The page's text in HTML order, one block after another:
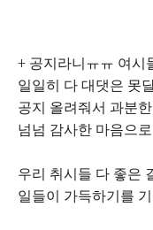
+ 공지라니ㅠㅠ 여
일일히 다 대댓은 못
공지 올려줘서 과분
넘넘 감사한 마음으
우리 취시들 다 좋은
일들이 가득하기를